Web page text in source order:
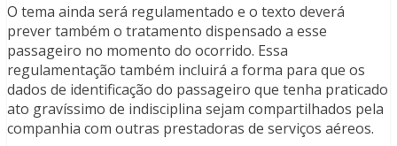
O tema ainda será regulamentado e o texto deverá
prever também o tratamento dispensado a esse
passageiro no momento do ocorrido. Essa
regulamentação também incluirá a forma para que os
dados de identificação do passageiro que tenha praticado
ato gravíssimo de indisciplina sejam compartilhados pela
companhia com outras prestadoras de serviços aéreos.